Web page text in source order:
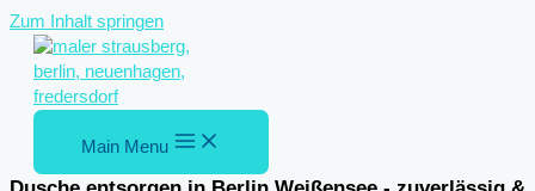
Zum Inhalt springen
Main Menu